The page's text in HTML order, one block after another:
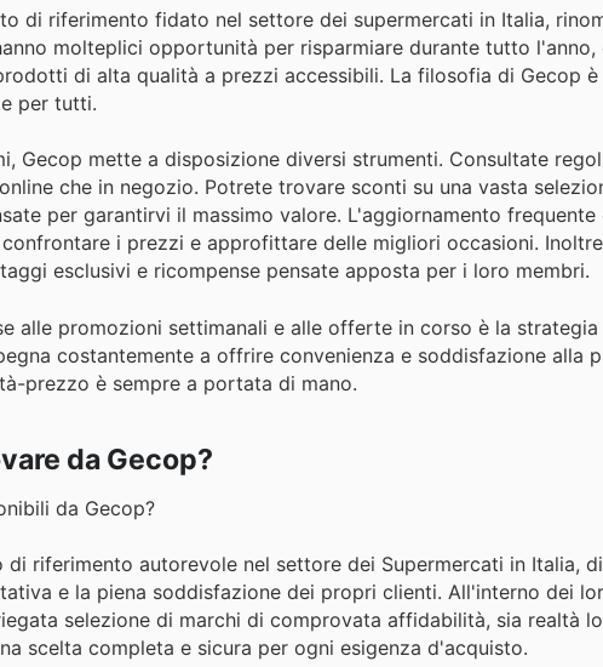
di riferimento fidato nel settore dei supermercati in Italia,
molteplici opportunità per risparmiare durante tutto
di alta qualità a prezzi accessibili. La filosofia di Gecop
per tutti.
Gecop mette a disposizione diversi strumenti. Consultate
che in negozio. Potrete trovare sconti su una vasta
per garantirvi il massimo valore. L'aggiornamento
i prezzi e approfittare delle migliori occasioni.
esclusivi e ricompense pensate apposta per i loro membri.
alle promozioni settimanali e alle offerte in corso è la
costantemente a offrire convenienza e soddisfazione alla
prezzo è sempre a portata di mano.
da Gecop?
da Gecop?
riferimento autorevole nel settore dei Supermercati in Italia,
e la piena soddisfazione dei propri clienti. All'interno dei
selezione di marchi di comprovata affidabilità, sia realtà
scelta completa e sicura per ogni esigenza d'acquisto.